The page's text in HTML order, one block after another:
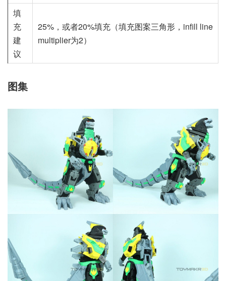
填
充
建
议
25%，或者20%填充（填充图案三角形，infill line
multiplier为2）
图集